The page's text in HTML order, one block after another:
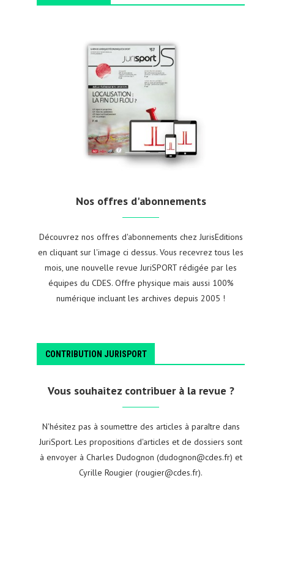
Nos offres d'abonnements
Découvrez nos offres d'abonnements chez JurisEditions
en cliquant sur l'image ci dessus. Vous recevrez tous les
mois, une nouvelle revue JuriSPORT rédigée par les
équipes du CDES. Offre physique mais aussi 100%
numérique incluant les archives depuis 2005 !
CONTRIBUTION JURISPORT
Vous souhaitez contribuer à la revue ?
N'hésitez pas à soumettre des articles à paraître dans
JuriSport. Les propositions d'articles et de dossiers sont
à envoyer à Charles Dudognon (dudognon@cdes.fr) et
Cyrille Rougier (rougier@cdes.fr).